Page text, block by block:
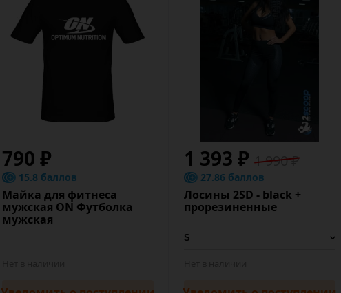
790 ₽
15.8 баллов
Майка для фитнеса
мужская ON Футболка
мужская
1 393 ₽ 1 990 ₽
27.86 баллов
Лосины 2SD - black +
прорезиненные